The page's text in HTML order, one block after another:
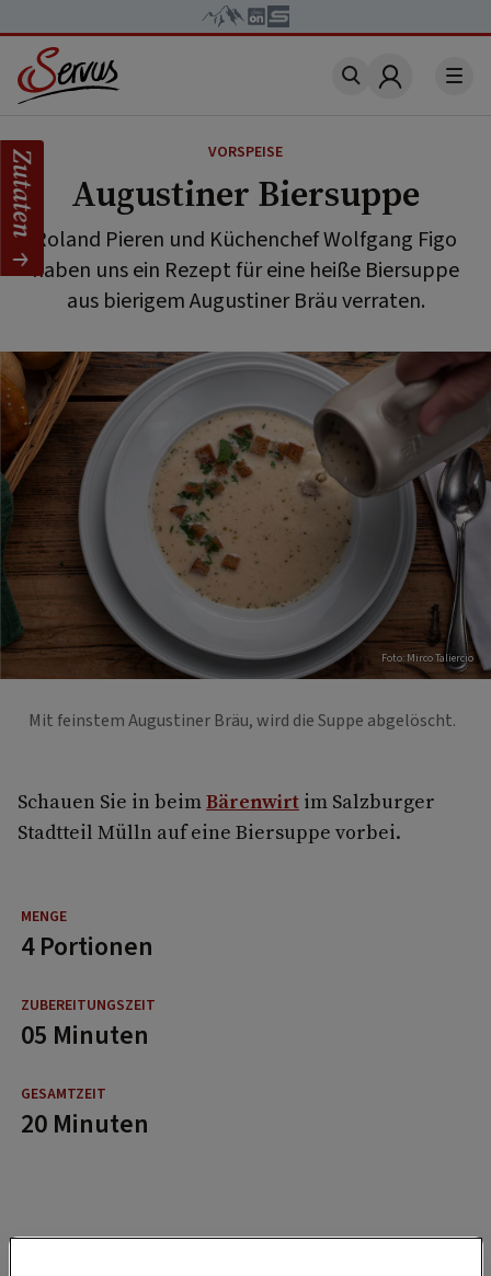
Account
VORSPEISE
Augustiner Biersuppe
Roland Pieren und Küchenchef Wolfgang Figo
haben uns ein Rezept für eine heiße Biersuppe
aus bierigem Augustiner Bräu verraten.
Foto: Mirco Taliercio
Mit feinstem Augustiner Bräu, wird die Suppe abgelöscht.
Schauen Sie in beimBärenwirt im Salzburger
Stadtteil Mülln auf eine Biersuppe vorbei.
4 Portionen
05 Minuten
20 Minuten
Zutaten